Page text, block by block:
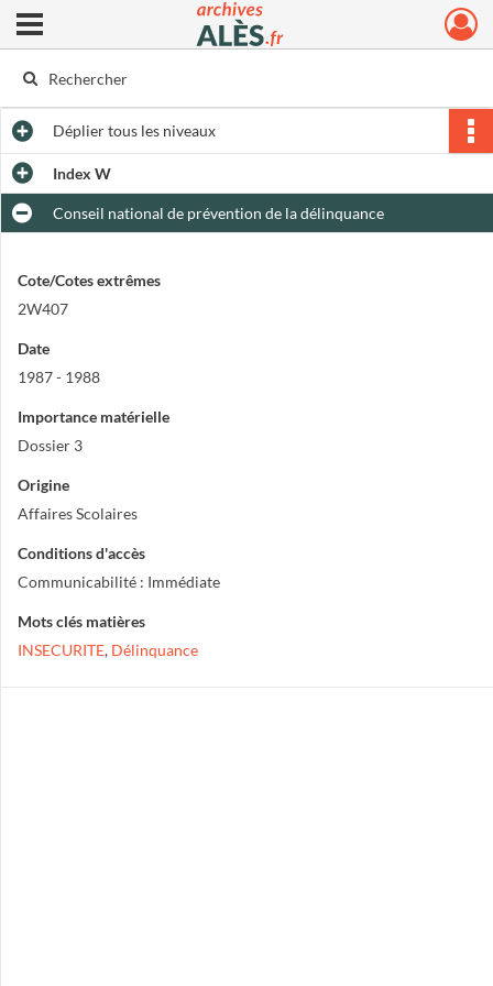
Archives municipales d'Alès
Ouvrir le menu déroulant
Dépliertous les niveaux
Index W
Conseil national de prévention de la délinquance
Cote/Cotes extrêmes
2W407
Date
1987 - 1988
Importance matérielle
Dossier 3
Origine
Affaires Scolaires
Conditions d'accès
Communicabilité : Immédiate
Mots clés matières
INSECURITE, Délinquance